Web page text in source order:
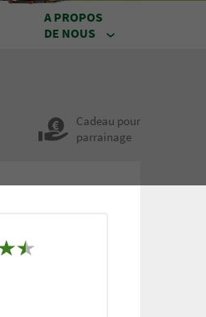
A PROPOS
DE NOUS
Cadeau pour
parrainage